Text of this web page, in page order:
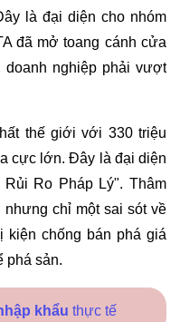
là đại diện cho nhóm
đã mở toang cánh cửa
nghiệp phải vượt
thế giới với 330 triệu
cực lớn. Đây là đại diện
Ro Pháp Lý". Thâm
chỉ một sai sót về
kiện chống bán phá giá
phá sản.
khẩu thực tế